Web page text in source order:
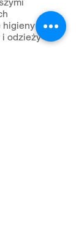
higieny
i odzieży